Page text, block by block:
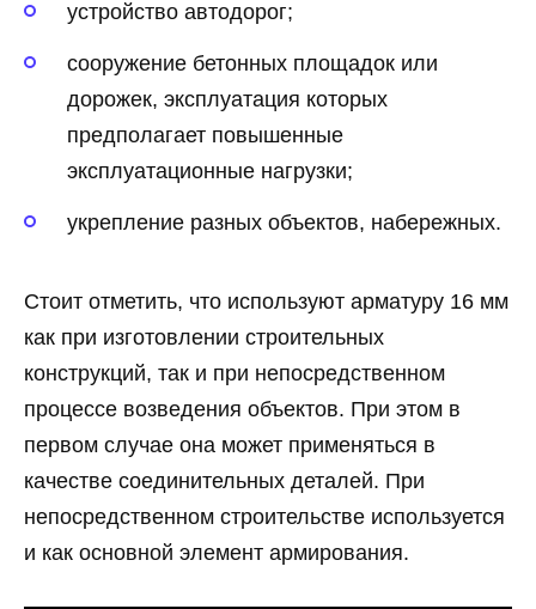
устройство автодорог;
сооружение бетонных площадок или
дорожек, эксплуатация которых
предполагает повышенные
эксплуатационные нагрузки;
укрепление разных объектов, набережных.
Стоит отметить, что используют арматуру 16 мм
как при изготовлении строительных
конструкций, так и при непосредственном
процессе возведения объектов. При этом в
первом случае она может применяться в
качестве соединительных деталей. При
непосредственном строительстве используется
и как основной элемент армирования.